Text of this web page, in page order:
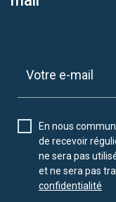
En nous
de recevoir
ne sera pas
et ne sera pas
confidentialité